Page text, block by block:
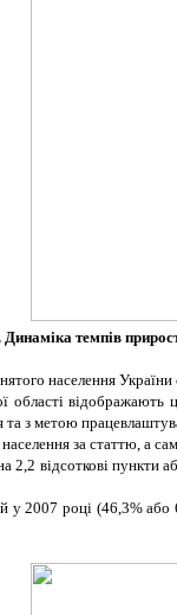
Динаміка темпів
населення
відображають
та з метою
за статтю, а
відсоткові
у 2007 році (46,3%